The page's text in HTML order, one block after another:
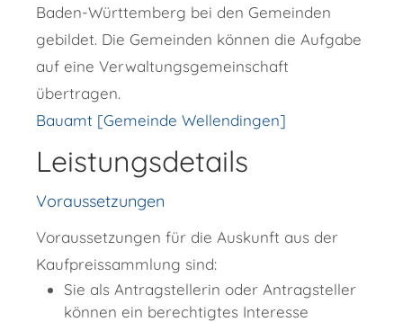
Baden-Württemberg bei den Gemeinden
gebildet. Die Gemeinden können die Aufgabe
auf eine Verwaltungsgemeinschaft
übertragen.
Bauamt [Gemeinde Wellendingen]
Leistungsdetails
Voraussetzungen
Voraussetzungen für die Auskunft aus der
Kaufpreissammlung sind:
Sie als Antragstellerin oder Antragsteller
können ein berechtigtes Interesse